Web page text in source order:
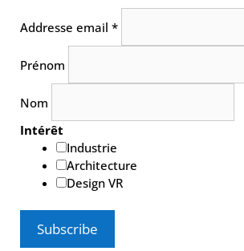
Addresse email *
Prénom
Nom
Intérêt
Industrie
Architecture
Design VR